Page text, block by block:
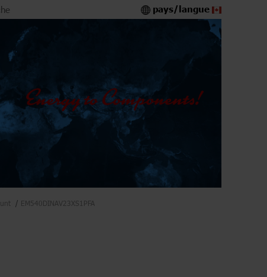
pays/langue
EM540DINAV23XS1PFA